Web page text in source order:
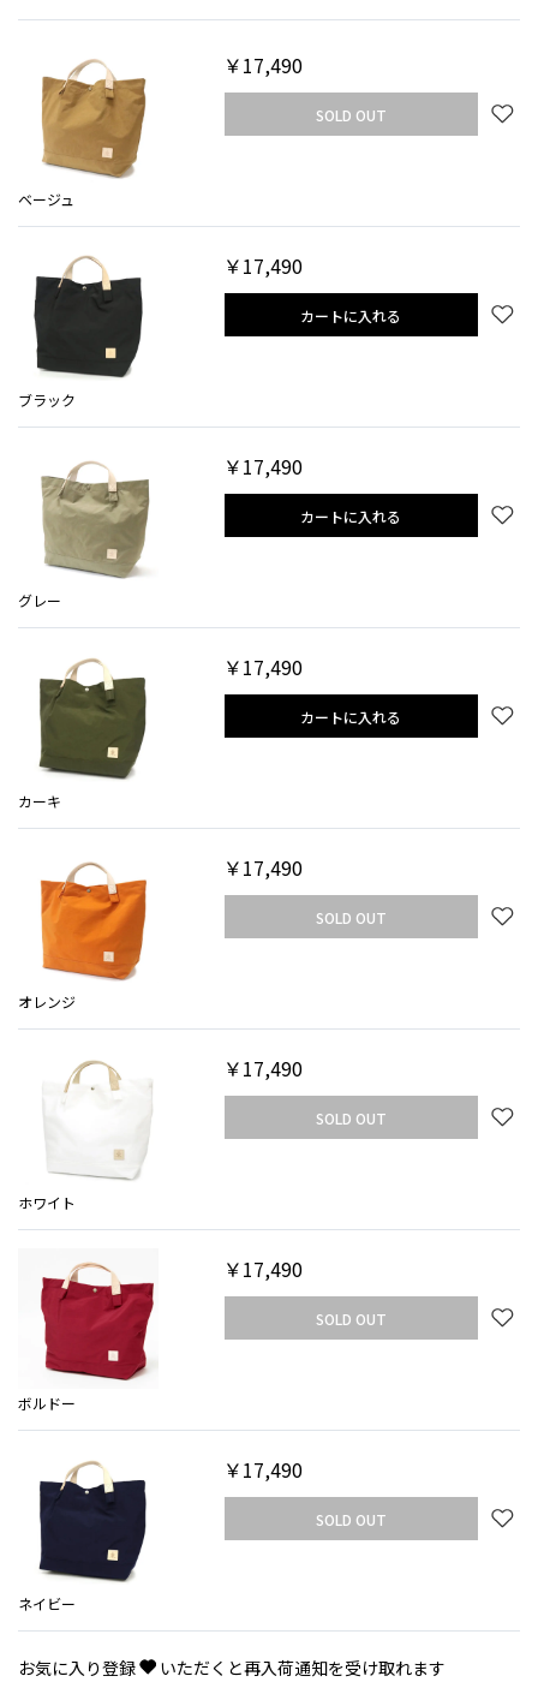
ベージュ
￥17,490
SOLD OUT
ブラック
￥17,490
カートに入れる
グレー
￥17,490
カートに入れる
カーキ
￥17,490
カートに入れる
オレンジ
￥17,490
SOLD OUT
ホワイト
￥17,490
SOLD OUT
ボルドー
￥17,490
SOLD OUT
ネイビー
￥17,490
SOLD OUT
お気に入り登録 いただくと再入荷通知を受け取れます